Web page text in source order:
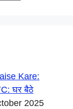
Kare:
घर बैठे
2025